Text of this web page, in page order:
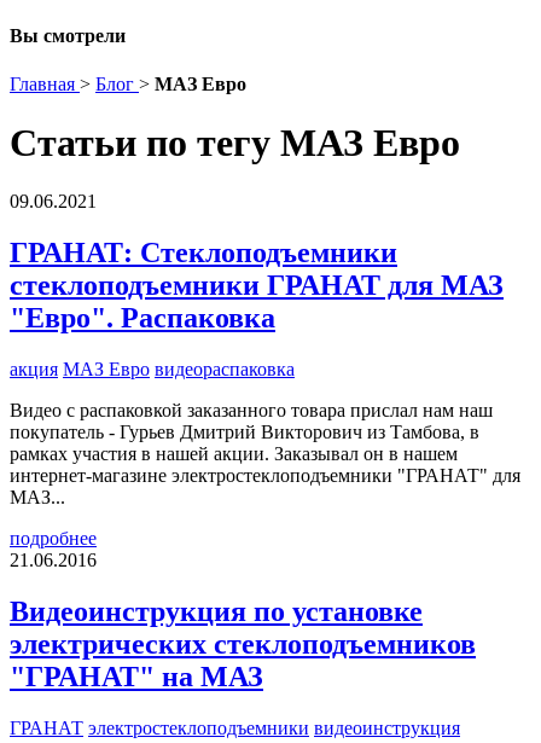
Вы смотрели
Главная > Блог > МАЗ Евро
Статьи по тегу МАЗ Евро
09.06.2021
ГРАНАТ: Стеклоподъемники
стеклоподъемники ГРАНАТ для МАЗ
"Евро". Распаковка
акция МАЗ Евро видеораспаковка
Видео с распаковкой заказанного товара прислал нам наш
покупатель - Гурьев Дмитрий Викторович из Тамбова, в
рамках участия в нашей акции. Заказывал он в нашем
интернет-магазине электростеклоподъемники "ГРАНАТ" для
МАЗ...
подробнее
21.06.2016
Видеоинструкция по установке
электрических стеклоподъемников
"ГРАНАТ" на МАЗ
ГРАНАТ электростеклоподъемники видеоинструкция